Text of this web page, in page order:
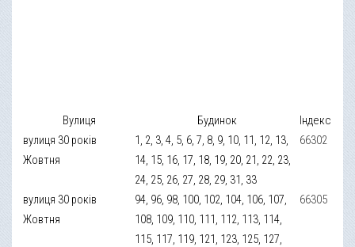
Вулиця Будинок
Індекс
вулиця 30 років
Жовтня
1, 2, 3, 4, 5, 6, 7, 8, 9, 10, 11, 12, 13,
14, 15, 16, 17, 18, 19, 20, 21, 22, 23,
24, 25, 26, 27, 28, 29, 31, 33
66302
вулиця 30 років
Жовтня
94, 96, 98, 100, 102, 104, 106, 107,
108, 109, 110, 111, 112, 113, 114,
115, 117, 119, 121, 123, 125, 127,
66305